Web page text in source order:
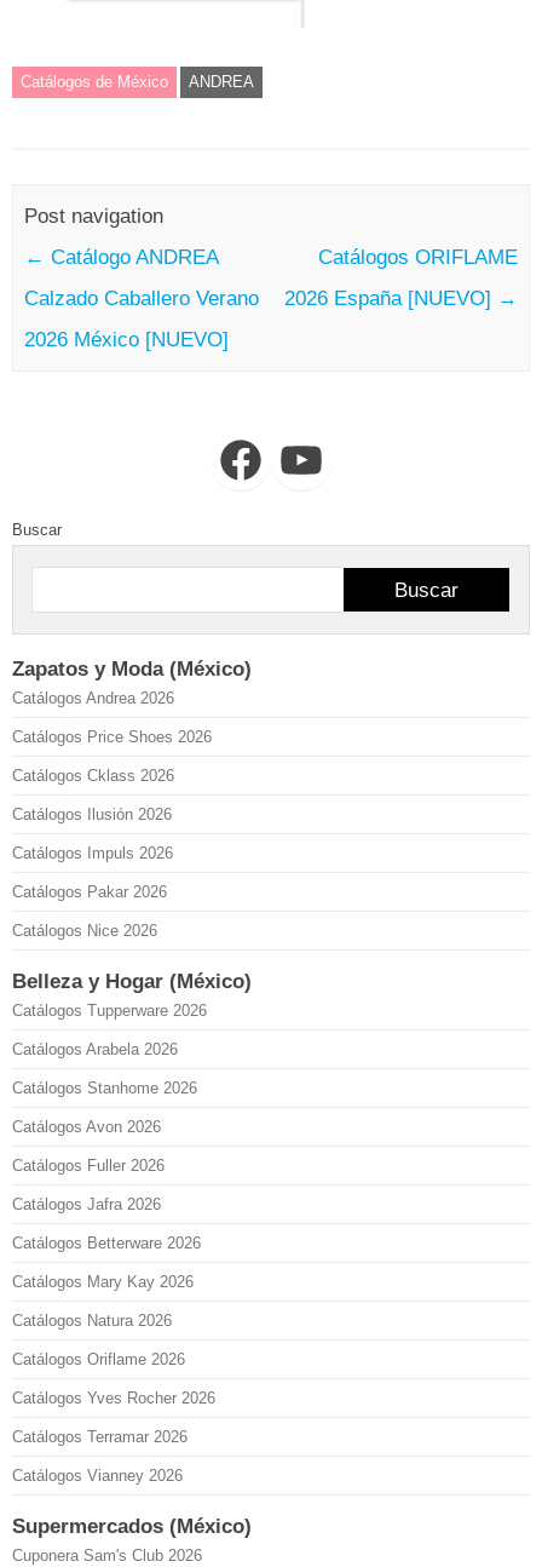
Catálogos de México ANDREA
Post navigation
← Catálogo ANDREA
Calzado Caballero Verano
2026 México [NUEVO]
Catálogos ORIFLAME
2026 España [NUEVO] →
FacebookYouTube
Buscar
Buscar
Zapatos y Moda (México)
Catálogos Andrea 2026
Catálogos Price Shoes 2026
Catálogos Cklass 2026
Catálogos Ilusión 2026
Catálogos Impuls 2026
Catálogos Pakar 2026
Catálogos Nice 2026
Belleza y Hogar (México)
Catálogos Tupperware 2026
Catálogos Arabela 2026
Catálogos Stanhome 2026
Catálogos Avon 2026
Catálogos Fuller 2026
Catálogos Jafra 2026
Catálogos Betterware 2026
Catálogos Mary Kay 2026
Catálogos Natura 2026
Catálogos Oriflame 2026
Catálogos Yves Rocher 2026
Catálogos Terramar 2026
Catálogos Vianney 2026
Supermercados (México)
Cuponera Sam's Club 2026